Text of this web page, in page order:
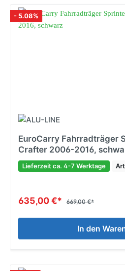
- 5.08%
EuroCarry Fahrradträger
Crafter 2006-2016,
Lieferzeit ca. 4-7 Werktage
635,00 €* 669,00 €*
In den